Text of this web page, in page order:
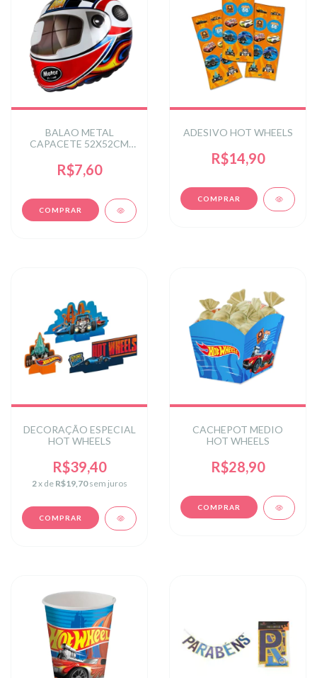
BALAO METAL
CAPACETE 52X52CM
R$7,60
ADESIVO HOT WHEELS
R$14,90
DECORAÇÃO ESPECIAL
HOT WHEELS
R$39,40
2x de R$19,70 sem juros
CACHEPOT MEDIO
HOT WHEELS
R$28,90